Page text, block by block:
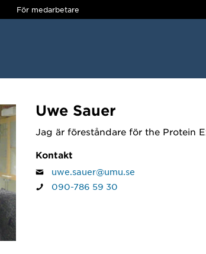
För medarbetare
Uwe Sauer
Jag är föreståndare för the Protein
Kontakt
uwe.sauer@umu.se
090-786 59 30